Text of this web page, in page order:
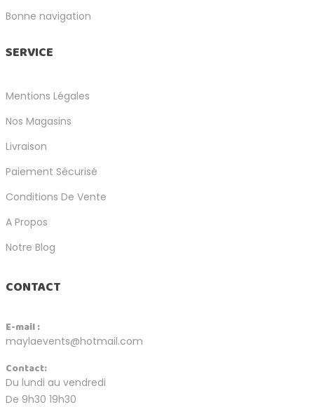
Bonne navigation
SERVICE
Mentions Légales
Nos Magasins
Livraison
Paiement Sécurisé
Conditions De Vente
A Propos
Notre Blog
CONTACT
E-mail :
maylaevents@hotmail.com
Contact:
Du lundi au vendredi
De 9h30 19h30